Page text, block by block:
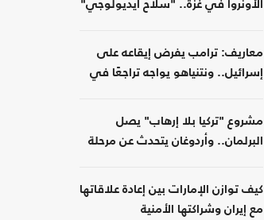
الأونروا في غزة.. "سلاح أيديولوجي"
معاريف: ترامب يفرض إيقاعه على
إسرائيل.. ونتنياهو يواجه تراجعًا في
مشروع "تركيا بلا إرهاب" يصل
البرلمان.. وأردوغان يتحدث عن مرحلة
كيف توازن الإمارات بين إعادة علاقاتها
مع إيران وشراكتها الأمنية